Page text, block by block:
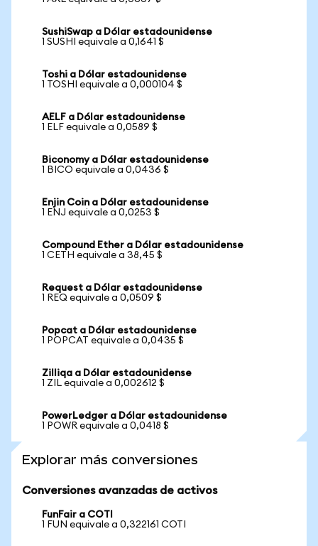
SushiSwap a Dólar estadounidense
1 SUSHI equivale a 0,1641 $
Toshi a Dólar estadounidense
1 TOSHI equivale a 0,000104 $
AELF a Dólar estadounidense
1 ELF equivale a 0,0589 $
Biconomy a Dólar estadounidense
1 BICO equivale a 0,0436 $
Enjin Coin a Dólar estadounidense
1 ENJ equivale a 0,0253 $
Compound Ether a Dólar estadounidense
1 CETH equivale a 38,45 $
Request a Dólar estadounidense
1 REQ equivale a 0,0509 $
Popcat a Dólar estadounidense
1 POPCAT equivale a 0,0435 $
Zilliqa a Dólar estadounidense
1 ZIL equivale a 0,002612 $
PowerLedger a Dólar estadounidense
1 POWR equivale a 0,0418 $
Explorar más conversiones
Conversiones avanzadas de activos
FunFair a COTI
1 FUN equivale a 0,322161 COTI